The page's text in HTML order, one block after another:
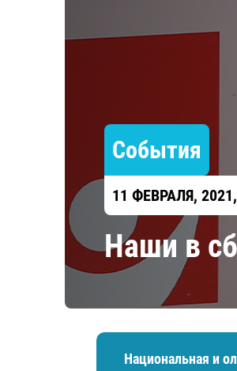
События
11 ФЕВРАЛЯ,
Наши в
Национальная и